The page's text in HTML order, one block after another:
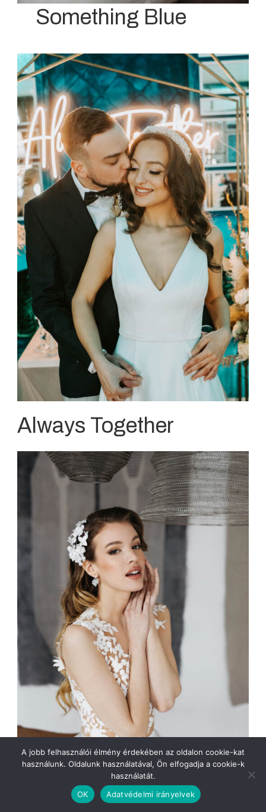
Something Blue
Always Together
A jobb felhasználói élmény érdekében az oldalon cookie-kat
használunk. Oldalunk használatával, Ön elfogadja a cookie-k
használatát.
OK
Adatvédelmi irányelvek